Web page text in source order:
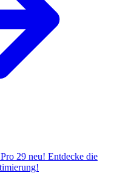
29 neu! Entdecke die